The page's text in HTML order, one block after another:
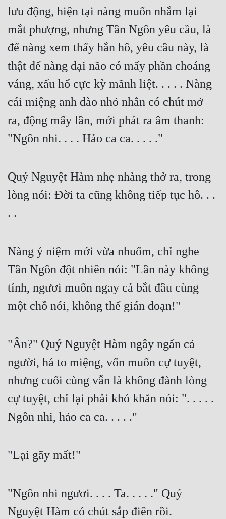
lưu động, hiện tại nàng muốn nhắm lại
mắt phượng, nhưng Tần Ngôn yêu cầu, là
để nàng xem thấy hắn hô, yêu cầu này, là
thật để nàng đại não có mấy phần choáng
váng, xấu hổ cực kỳ mãnh liệt. . . . . Nàng
cái miệng anh đào nhỏ nhắn có chút mở
ra, động mấy lần, mới phát ra âm thanh:
"Ngôn nhi. . . . Hảo ca ca. . . . ."
Quý Nguyệt Hàm nhẹ nhàng thở ra, trong
lòng nói: Đời ta cũng không tiếp tục hô. . .
. .
Nàng ý niệm mới vừa nhuốm, chỉ nghe
Tần Ngôn đột nhiên nói: "Lần này không
tính, ngươi muốn ngay cả bắt đầu cùng
một chỗ nói, không thể gián đoạn!"
"Ân?" Quý Nguyệt Hàm ngây ngẩn cả
người, há to miệng, vốn muốn cự tuyệt,
nhưng cuối cùng vẫn là không đành lòng
cự tuyệt, chỉ lại phải khó khăn nói: ". . . . .
Ngôn nhi, hảo ca ca. . . . ."
"Lại gãy mất!"
"Ngôn nhi ngươi. . . . Ta. . . . ." Quý
Nguyệt Hàm có chút sắp điên rồi.